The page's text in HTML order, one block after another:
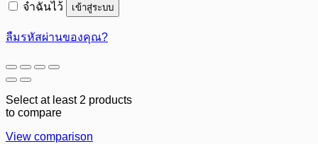
จำฉันไว้ เข้าสู่ระบบ
ลืมรหัสผ่านของคุณ?
Select at least 2 products
to compare
View comparison